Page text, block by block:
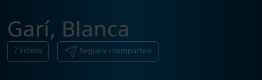
Garí, Blanca
7vídeos Segueix i comparteix